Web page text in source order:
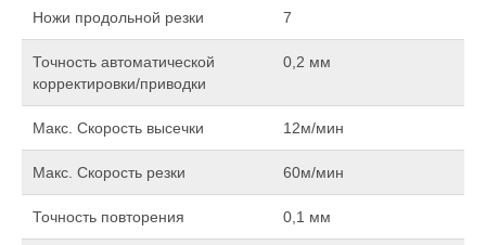
Ножи продольной резки 7
Точность автоматической
корректировки/приводки
0,2 мм
Макс. Скорость высечки 12м/мин
Макс. Скорость резки 60м/мин
Точность повторения 0,1 мм